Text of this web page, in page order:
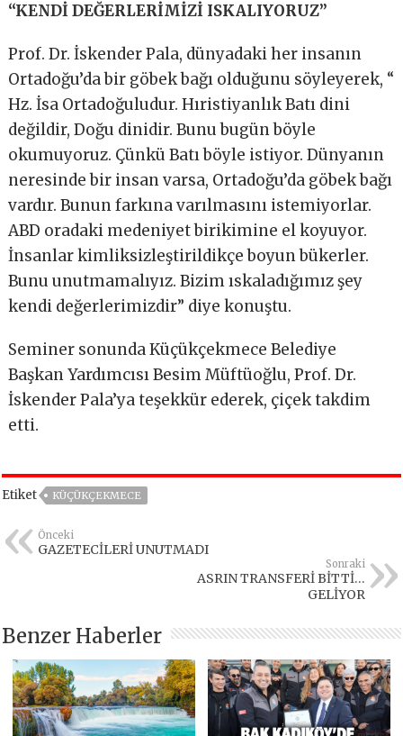
“KENDİ DEĞERLERİMİZİ ISKALIYORUZ”
Prof. Dr. İskender Pala, dünyadaki her insanın
Ortadoğu’da bir göbek bağı olduğunu söyleyerek, “
Hz. İsa Ortadoğuludur. Hıristiyanlık Batı dini
değildir, Doğu dinidir. Bunu bugün böyle
okumuyoruz. Çünkü Batı böyle istiyor. Dünyanın
neresinde bir insan varsa, Ortadoğu’da göbek bağı
vardır. Bunun farkına varılmasını istemiyorlar.
ABD oradaki medeniyet birikimine el koyuyor.
İnsanlar kimliksizleştirildikçe boyun bükerler.
Bunu unutmamalıyız. Bizim ıskaladığımız şey
kendi değerlerimizdir” diye konuştu.
Seminer sonunda Küçükçekmece Belediye
Başkan Yardımcısı Besim Müftüoğlu, Prof. Dr.
İskender Pala’ya teşekkür ederek, çiçek takdim
etti.
Etiket KÜÇÜKÇEKMECE
Önceki
GAZETECİLERİ UNUTMADI
Sonraki
ASRIN TRANSFERİ BİTTİ…
GELİYOR
Benzer Haberler